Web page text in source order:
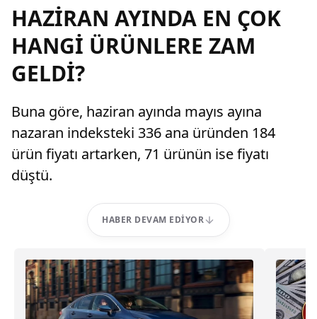
HAZİRAN AYINDA EN ÇOK
HANGİ ÜRÜNLERE ZAM
GELDİ?
Buna göre, haziran ayında mayıs ayına
nazaran indeksteki 336 ana üründen 184
ürün fiyatı artarken, 71 ürünün ise fiyatı
düştü.
HABER DEVAM EDIYOR